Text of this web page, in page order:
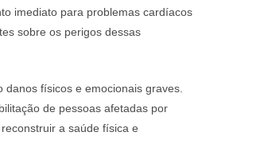
imediato para problemas cardíacos
sobre os perigos dessas
físicos e emocionais graves.
de pessoas afetadas por
a saúde física e